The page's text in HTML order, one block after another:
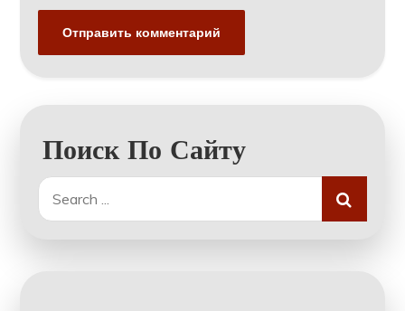
Поиск По Сайту
Search
for: